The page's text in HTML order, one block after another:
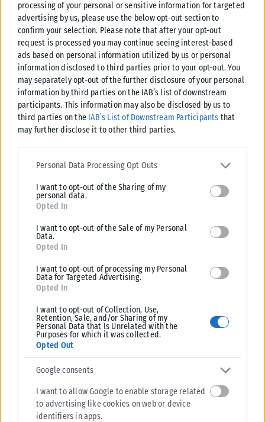
processing of your personal or sensitive information for targeted
advertising by us, please use the below opt-out section to
confirm your selection. Please note that after your opt-out
request is processed you may continue seeing interest-based
ads based on personal information utilized by us or personal
information disclosed to third parties prior to your opt-out. You
may separately opt-out of the further disclosure of your personal
information by third parties on the IAB’s list of downstream
participants. This information may also be disclosed by us to
third parties on the IAB’s List of Downstream Participants that
may further disclose it to other third parties.
Please note that this website/app uses one or more Google
services and may gather and store information including but not
deny consent to Google and its third-party tags to use your data
for below specified purposes in below Google consent section.
Personal Data Processing Opt Outs
I want to opt-out of the Sharing of my
personal data.
Opted In
I want to opt-out of the Sale of my Personal
Data.
Opted In
I want to opt-out of processing my Personal
Data for Targeted Advertising.
Opted In
I want to opt-out of Collection, Use,
Retention, Sale, and/or Sharing of my
Personal Data that Is Unrelated with the
Purposes for which it was collected.
Opted Out
Google consents
I want to allow Google to enable storage related
to advertising like cookies on web or device
identifiers in apps.
ΔΙΕΘΝΉ
Βουλγαρία: Drone εξερράγη κοντά σε αγωγό φυσικού αερίου
– Η Σόφια κάλεσε την Ουκρανή πρέσβη για εξηγήσεις
Συναγερμός σήμανε στη Βουλγαρία μετά την πτώση και έκρηξη μη
επανδρωμένου αεροσκάφους κοντά στα σύνορα με τη Ρουμανία και
σε...
ΑΝΑΡΤΉΘΗΚΕ ΑΠΌΔΉΜΗΤΡΑ ΚΑΤΡΑΜΆΔΟΥ 08/08/2026